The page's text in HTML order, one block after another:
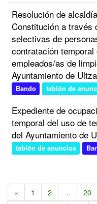
Resolución de
Constitución a través
selectivas de
contratación temporal
empleados/as de
Ayuntamiento de
Bando tablón de
Expediente de
temporal del uso de
del Ayuntamiento de
tablón de anuncios
« 1 2 ... 20